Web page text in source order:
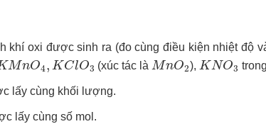
khí oxi được sinh ra (đo cùng điều kiện nhiệt độ
MnO4, K ClO3
MnO4 KClO3 (xúc tác là MnO2
MnO2 ), KNO3
KNO3
lấy cùng khối lượng.
lấy cùng số mol.